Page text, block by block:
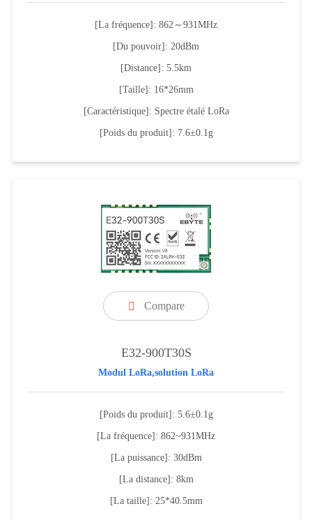
[La fréquence]: 862～931MHz
[Du pouvoir]: 20dBm
[Distance]: 5.5km
[Taille]: 16*26mm
[Caractéristique]: Spectre étalé LoRa
[Poids du produit]: 7.6±0.1g
 Compare
E32-900T30S
Modul LoRa,solution LoRa
[Poids du produit]: 5.6±0.1g
[La fréquence]: 862~931MHz
[La puissance]: 30dBm
[La distance]: 8km
[La taille]: 25*40.5mm